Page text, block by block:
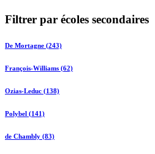
Filtrer par écoles secondaires
De Mortagne (243)
François-Williams (62)
Ozias-Leduc (138)
Polybel (141)
de Chambly (83)